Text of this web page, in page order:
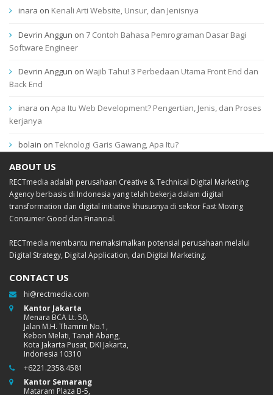
inara on Kenali Arti Website, Unsur, dan Jenisnya
Devrin Anggun on 7 Contoh Bahasa Pemrograman Dasar Bagi
Software Engineer
Devrin Anggun on Wajib Tahu! 3 Perbedaan Utama Front End dan
Back End
inara on Apa Itu Web Development? Pengertian, Jenis, dan Proses
kerjanya
bolain on Teknologi Garis Gawang, Apa Itu?
ABOUT US
RECTmedia adalah perusahaan Creative & Technical Digital Marketing
Agency berbasis di Indonesia yang telah bekerja dalam digital
transformation dan digital initiative khususnya di sektor Fast Moving
Consumer Good dan Financial.
RECTmedia membantu memaksimalkan potensial perusahaan melalui
Digital Strategy, Digital Application, dan Digital Marketing.
CONTACT US
hi@rectmedia.com
Kantor Jakarta
Menara BCA Lt. 50,
Jalan M.H. Thamrin No.1,
Kebon Melati, Tanah Abang,
Kota Jakarta Pusat, DKI Jakarta,
Indonesia 10310
+6221.2358.4581
Kantor Semarang
Mataram Plaza B-5,